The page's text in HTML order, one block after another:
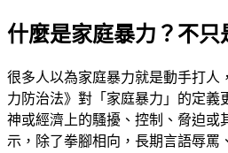
什麼是家庭暴力？不只
很多人以為家庭暴力就是動手打人
力防治法》對「家庭暴力」的定義
神或經濟上的騷擾、控制、脅迫或
示，除了拳腳相向，長期言語辱罵